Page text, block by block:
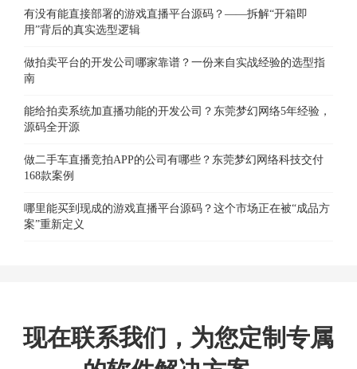
有没有能直接部署的游戏直播平台源码？——拆解“开箱即
用”背后的真实选型逻辑
做拍卖平台的开发公司哪家靠谱？一份来自实战经验的选型指
南
能给拍卖系统加直播功能的开发公司？东莞梦幻网络5年经验，
源码全开源
做二手车直播竞拍APP的公司有哪些？东莞梦幻网络科技交付
168款案例
哪里能买到现成的游戏直播平台源码？这个市场正在被“成品方
案”重新定义
现在联系我们，为您定制专属